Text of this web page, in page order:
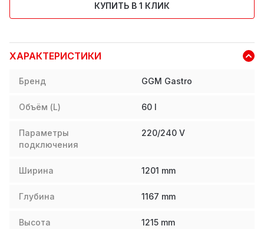
КУПИТЬ В 1 КЛИК
ХАРАКТЕРИСТИКИ
Бренд GGM Gastro
Объём (L) 60 l
Параметры
подключения
220/240 V
Ширина 1201 mm
Глубина 1167 mm
Высота 1215 mm